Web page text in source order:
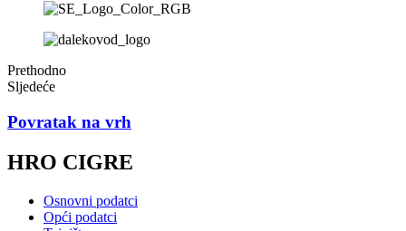
Prethodno
Sljedeće
Povratak na vrh
HRO CIGRE
Osnovni podatci
Opći podatci